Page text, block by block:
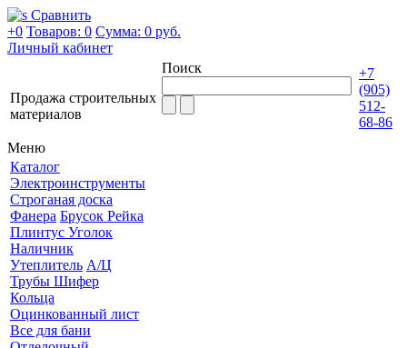
Сравнить
+0 Товаров: 0 Сумма: 0 руб.
Личный кабинет
Продажа строительных
материалов
Поиск
+7
(905)
512-
68-86
Меню
Каталог
Электроинструменты
Строганая доска
Фанера Брусок Рейка
Плинтус Уголок
Наличник
Утеплитель А/Ц
Трубы Шифер
Кольца
Оцинкованный лист
Все для бани